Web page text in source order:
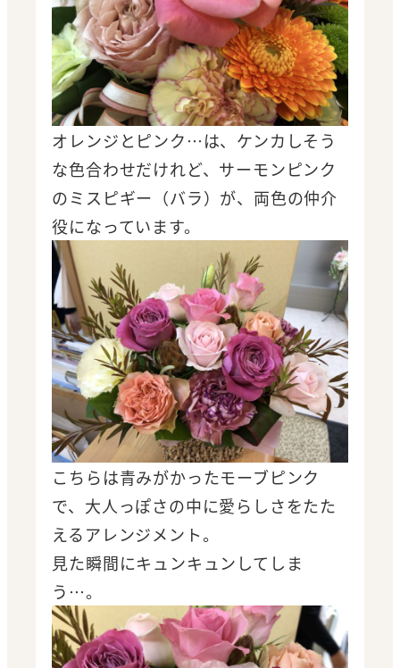
オレンジとピンク…は、ケンカしそう
な色合わせだけれど、サーモンピンク
のミスピギー（バラ）が、両色の仲介
役になっています。
こちらは青みがかったモーブピンク
で、大人っぽさの中に愛らしさをたた
えるアレンジメント。
見た瞬間にキュンキュンしてしま
う…。